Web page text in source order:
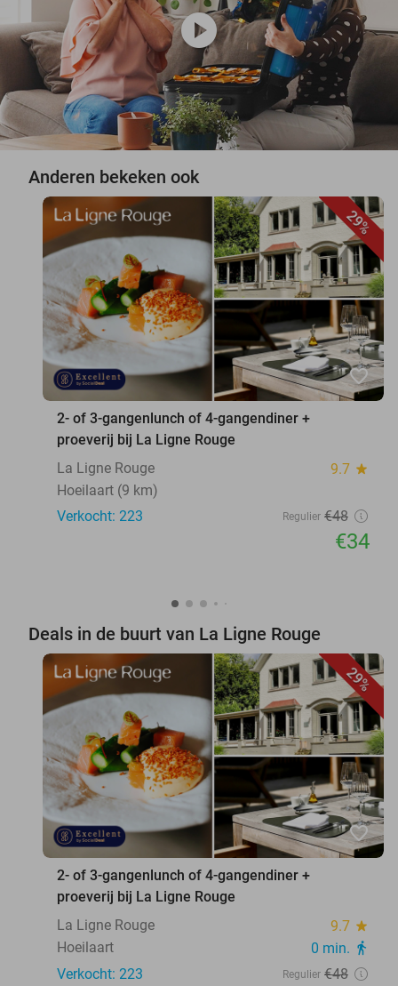
play_circle
Anderen bekeken ook
29%
favorite_border
2- of 3-gangenlunch of 4-gangendiner +
proeverij bij La Ligne Rouge
La Ligne Rouge
9.7 star
Hoeilaart (9 km)
Verkocht: 223
Regulier €48
€34
Deals in de buurt van La Ligne Rouge
29%
favorite_border
2- of 3-gangenlunch of 4-gangendiner +
proeverij bij La Ligne Rouge
La Ligne Rouge
9.7 star
Hoeilaart 0 min. directions_walk
Verkocht: 223 Regulier €48